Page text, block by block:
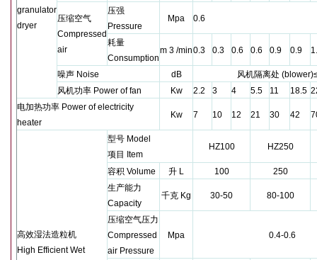
granulator
dryer
压缩空气
Compressed
air
压强
Pressure
Mpa 0.6
耗量
Consumption
m 3 /min0.3 0.3 0.6 0.6 0.9 0.9
噪声 Noise dB 风机隔离处
风机功率 Power of fan Kw 2.2 3 4 5.5 11 18.5
电加热功率 Power of electricity
heater
Kw 7 10 12 21 30 42
高效湿法造粒机
High Efficient Wet
型号 Model
项目
Item
HZ100 HZ250
容积 Volume 升 L 100
250
生产能力
Capacity
千克 Kg 30-50 80-100
压缩空气压力
Compressed
air Pressure
Mpa 0.4-0.6